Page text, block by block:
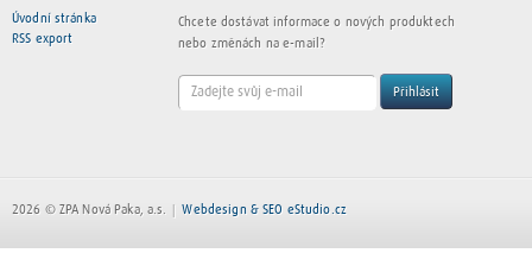
Úvodní stránka
RSS export
Chcete dostávat informace o nových produktech
nebo změnách na e-mail?
Přihlásit
2026 © ZPA Nová Paka, a.s. Webdesign & SEO eStudio.cz